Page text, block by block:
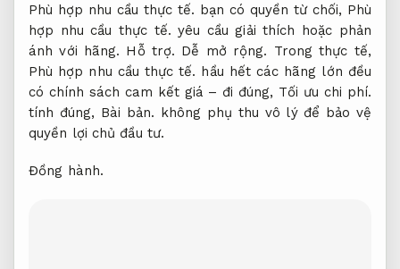
Phù hợp nhu cầu thực tế. bạn có quyền từ chối, Phù
hợp nhu cầu thực tế. yêu cầu giải thích hoặc phản
ánh với hãng. Hỗ trợ. Dễ mở rộng. Trong thực tế,
Phù hợp nhu cầu thực tế. hầu hết các hãng lớn đều
có chính sách cam kết giá – đi đúng, Tối ưu chi phí.
tính đúng, Bài bản. không phụ thu vô lý để bảo vệ
quyền lợi chủ đầu tư.
Đồng hành.